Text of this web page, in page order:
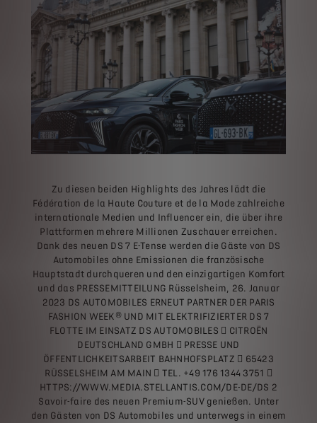
Zu diesen beiden Highlights des Jahres lädt die
Fédération de la Haute Couture et de la Mode zahlreiche
internationale Medien und Influencer ein, die über ihre
Plattformen mehrere Millionen Zuschauer erreichen.
Dank des neuen DS 7 E-Tense werden die Gäste von DS
Automobiles ohne Emissionen die französische
Hauptstadt durchqueren und den einzigartigen Komfort
und das PRESSEMITTEILUNG Rüsselsheim, 26. Januar
2023 DS AUTOMOBILES ERNEUT PARTNER DER PARIS
FASHION WEEK® UND MIT ELEKTRIFIZIERTER DS 7
FLOTTE IM EINSATZ DS AUTOMOBILES  CITROËN
DEUTSCHLAND GMBH  PRESSE UND
ÖFFENTLICHKEITSARBEIT BAHNHOFSPLATZ  65423
RÜSSELSHEIM AM MAIN  TEL. +49 176 1344 3751 
HTTPS://WWW.MEDIA.STELLANTIS.COM/DE-DE/DS 2
Savoir-faire des neuen Premium-SUV genießen. Unter
den Gästen von DS Automobiles und unterwegs in einem